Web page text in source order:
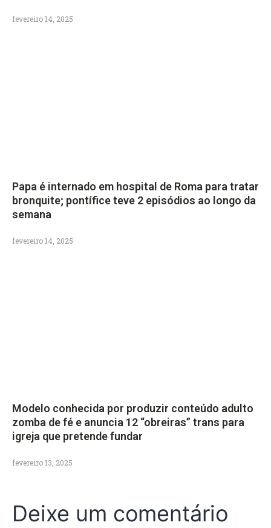
fevereiro 14, 2025
Papa é internado em hospital de Roma para tratar
bronquite; pontífice teve 2 episódios ao longo da
semana
fevereiro 14, 2025
Modelo conhecida por produzir conteúdo adulto
zomba de fé e anuncia 12 “obreiras” trans para
igreja que pretende fundar
fevereiro 13, 2025
Deixe um comentário